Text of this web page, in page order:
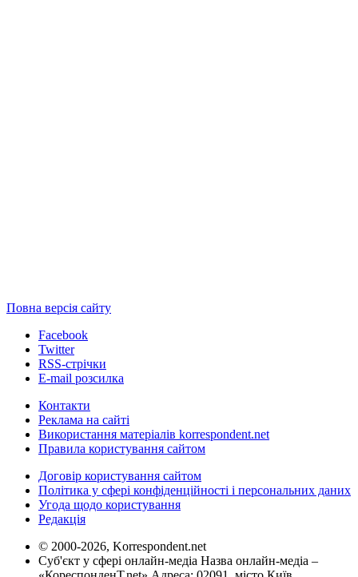
Повна версія сайту
Facebook
Twitter
RSS-стрічки
E-mail розсилка
Контакти
Реклама на сайті
Використання матеріалів korrespondent.net
Правила користування сайтом
Договір користування сайтом
Політика у сфері конфіденційності і персональних даних
Угода щодо користування
Редакція
© 2000-2026, Korrespondent.net
Суб'єкт у сфері онлайн-медіа Назва онлайн-медіа –